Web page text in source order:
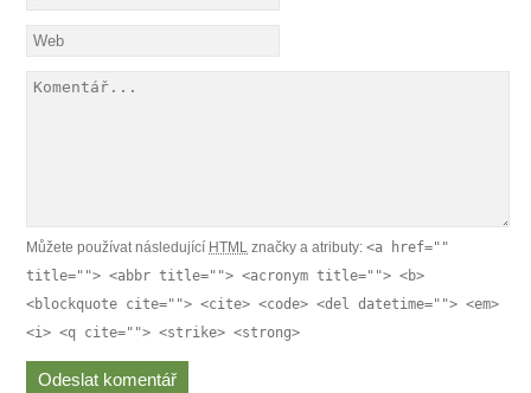
Můžete používat následující HTML značky a atributy:<a href=""
title=""> <abbr title=""> <acronym title=""> <b>
<blockquote cite=""> <cite> <code> <del datetime=""> <em>
<i> <q cite=""> <strike> <strong>